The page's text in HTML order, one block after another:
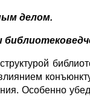
делом.
Особенно